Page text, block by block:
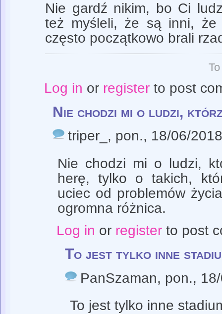
Nie gardź nikim, bo Ci
też myśleli, że są inni,
często początkowo brali
Log in or registerto post
Nie chodzi mi o ludzi,
triper_ , pon., 18/06/
Nie chodzi mi o ludzi,
herę, tylko o takich,
uciec od problemów
ogromna różnica.
Log in or registerto post
To jest tylko inne
PanSzaman, pon.,
To jest tylko inne